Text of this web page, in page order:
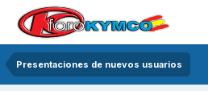
Presentaciones de nuevos usuarios